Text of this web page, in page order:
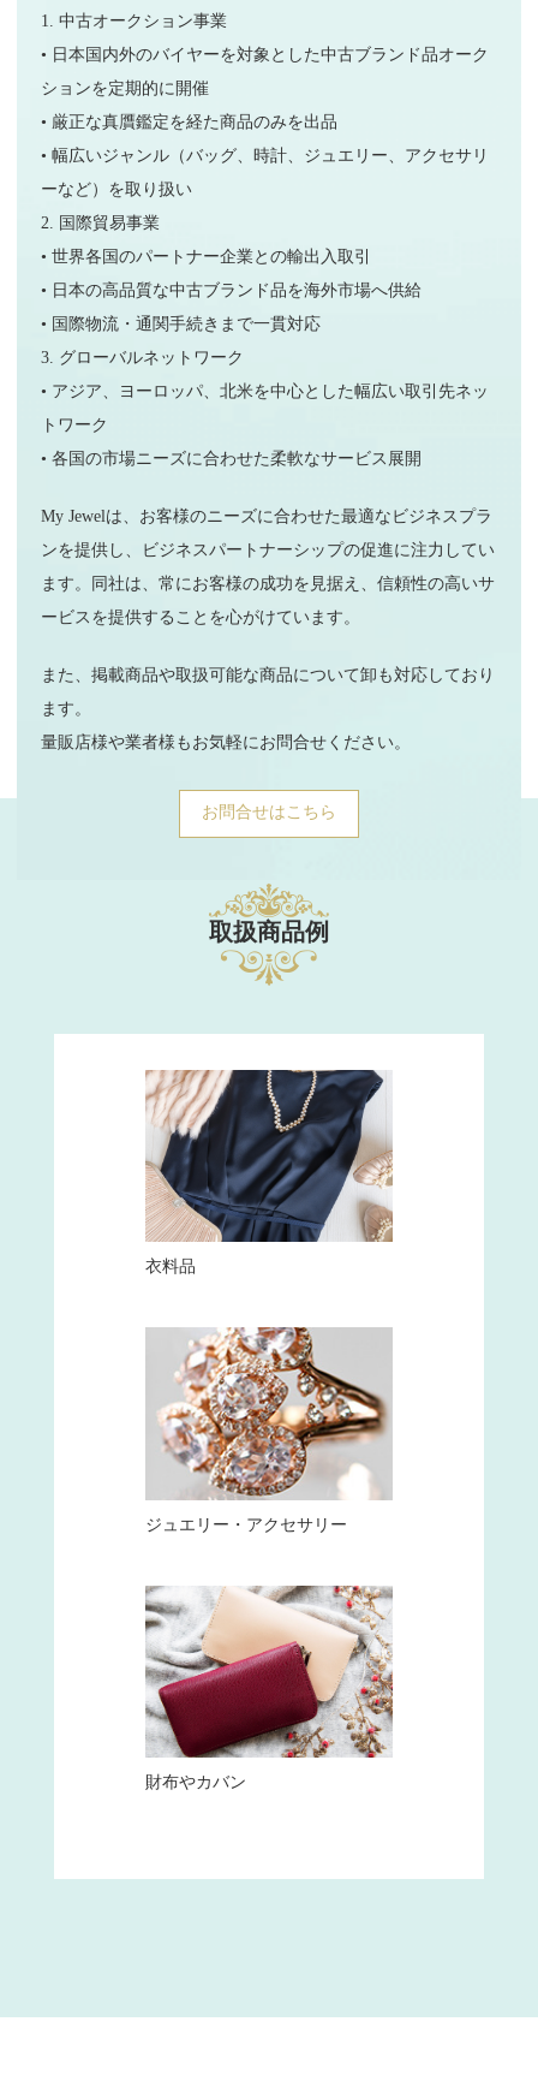
1. 中古オークション事業
• 日本国内外のバイヤーを対象とした中古ブランド品オーク
ションを定期的に開催
• 厳正な真贋鑑定を経た商品のみを出品
• 幅広いジャンル（バッグ、時計、ジュエリー、アクセサリ
ーなど）を取り扱い
2. 国際貿易事業
• 世界各国のパートナー企業との輸出入取引
• 日本の高品質な中古ブランド品を海外市場へ供給
• 国際物流・通関手続きまで一貫対応
3. グローバルネットワーク
• アジア、ヨーロッパ、北米を中心とした幅広い取引先ネッ
トワーク
• 各国の市場ニーズに合わせた柔軟なサービス展開
My Jewelは、お客様のニーズに合わせた最適なビジネスプラ
ンを提供し、ビジネスパートナーシップの促進に注力してい
ます。同社は、常にお客様の成功を見据え、信頼性の高いサ
ービスを提供することを心がけています。
また、掲載商品や取扱可能な商品について卸も対応しており
ます。
量販店様や業者様もお気軽にお問合せください。
お問合せはこちら
取扱商品例
衣料品
ジュエリー・アクセサリー
財布やカバン